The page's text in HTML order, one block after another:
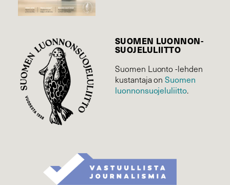
SUOMEN LUONNON­
SUOJELU­LIITTO
Suomen Luonto -lehden
kustantaja onSuomen
luonnonsuojelu­liitto.